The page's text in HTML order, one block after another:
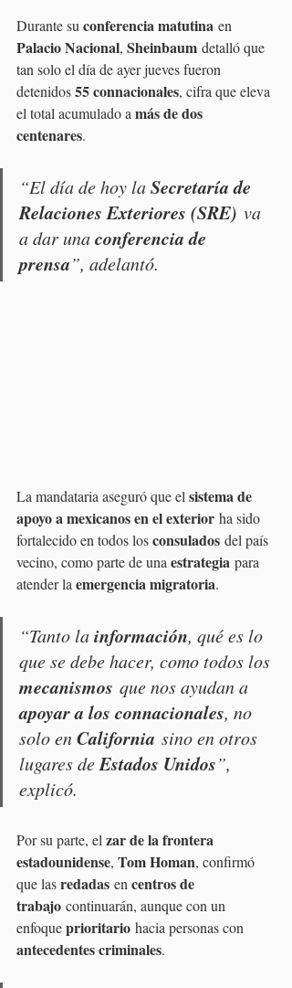
Durante su conferencia matutina en
Palacio Nacional, Sheinbaum detalló que
tan solo el día de ayer jueves fueron
detenidos 55 connacionales, cifra que eleva
el total acumulado a más de dos
centenares.
“El día de hoy la Secretaría de
Relaciones Exteriores (SRE) va
a dar una conferencia de
prensa”, adelantó.
La mandataria aseguró que el sistema de
apoyo a mexicanos en el exterior ha sido
fortalecido en todos los consulados del país
vecino, como parte de una estrategia para
atender la emergencia migratoria.
“Tanto la información, qué es lo
que se debe hacer, como todos los
mecanismos que nos ayudan a
apoyar a los connacionales, no
solo en California sino en otros
lugares de Estados Unidos”,
explicó.
Por su parte, el zar de la frontera
estadounidense, Tom Homan, confirmó
que las redadas en centros de
trabajo continuarán, aunque con un
enfoque prioritario hacia personas con
antecedentes criminales.